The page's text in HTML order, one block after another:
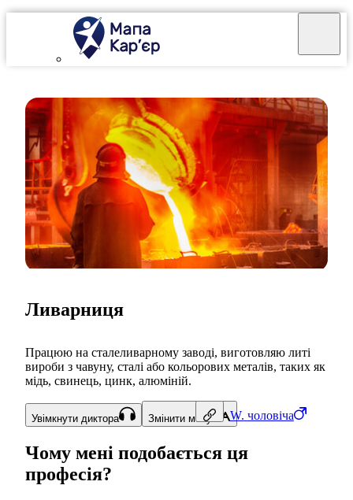
W. чоловіча
Ливарниця
Працюю на сталеливарному заводі, виготовляю литі
вироби з чавуну, сталі або кольорових металів, таких як
мідь, свинець, цинк, алюміній.
Увімкнути диктора Змінити мову
Чому мені подобається ця
професія?